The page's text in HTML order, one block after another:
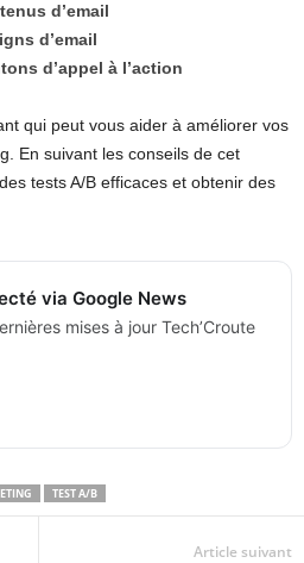
d’email
d’email
d’appel à l’action
qui peut vous aider à améliorer vos
En suivant les conseils de cet
tests A/B efficaces et obtenir des
via Google News
mises à jour Tech’Croute
TEST A/B
Article suivant